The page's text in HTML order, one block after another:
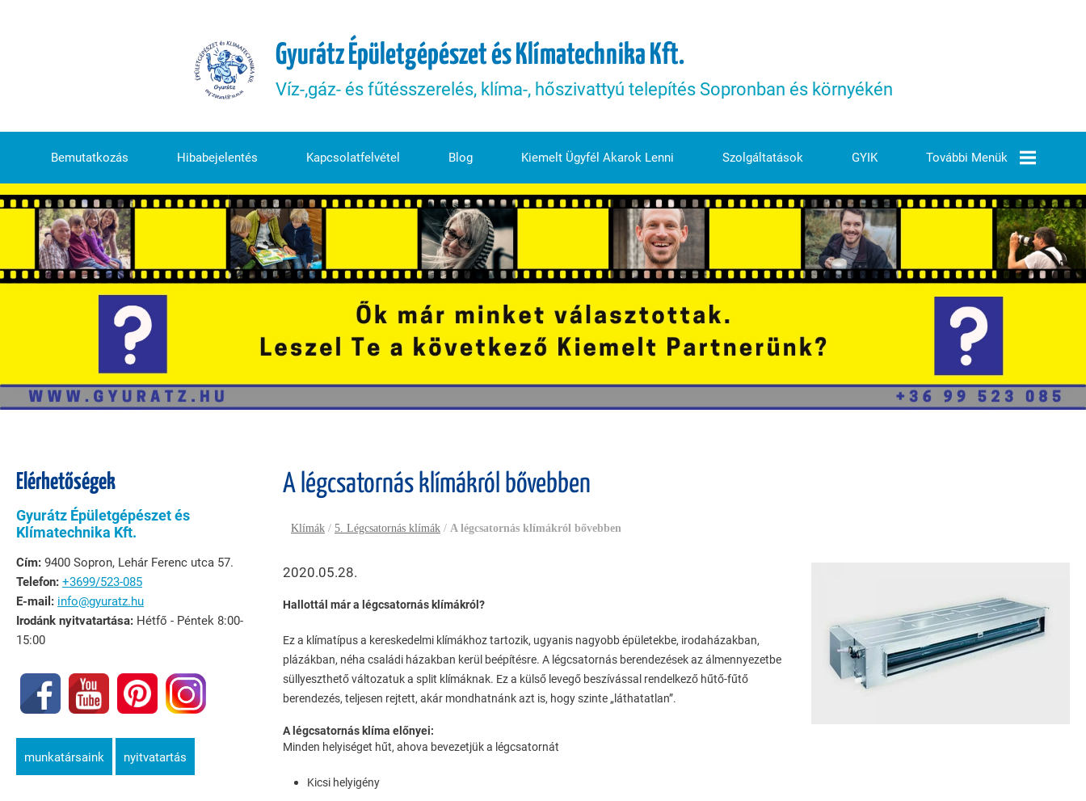
Gyurátz Épületgépészet és Klímatechnika Kft.
Víz-,gáz- és fűtésszerelés, klíma-, hőszivattyú telepítés Sopronban és környékén
Bemutatkozás Hibabejelentés Kapcsolatfelvétel Blog Kiemelt Ügyfél Akarok Lenni Szolgáltatások GYIK További Menük
Árjegyzék
Elérhetőségeink
Ezek Vagyunk Mi
Épületgépészeti
Kivitelezések
Üzemeltetés És
Karbantartás
Elérhetőségek
Gyurátz Épületgépészet és
Klímatechnika Kft.
Cím: 9400 Sopron, Lehár Ferenc utca 57.
Telefon: +3699/523-085
E-mail: info@gyuratz.hu
Irodánk nyitvatartása: Hétfő - Péntek 8:00-
15:00
munkatársaink nyitvatartás
A légcsatornás klímákról bővebben
Klímák / 5. Légcsatornás klímák / A légcsatornás klímákról bővebben
2020.05.28.
Hallottál már a légcsatornás klímákról?
Ez a klímatípus a kereskedelmi klímákhoz tartozik, ugyanis nagyobb épületekbe, irodaházakban,
plázákban, néha családi házakban kerül beépítésre. A légcsatornás berendezések az álmennyezetbe
süllyeszthető változatuk a split klímáknak. Ez a külső levegő beszívással rendelkező hűtő-fűtő
berendezés, teljesen rejtett, akár mondhatnánk azt is, hogy szinte „láthatatlan”.
A légcsatornás klíma előnyei:
Minden helyiséget hűt, ahova bevezetjük a légcsatornát
Kicsi helyigény